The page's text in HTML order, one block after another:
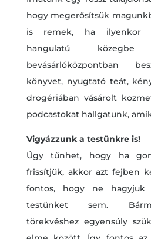
hogy megerősítsük
is remek, ha ilyenkor
hangulatú
bevásárlóközpontban
könyvet, nyugtató teát,
drogériában vásárolt
podcastokat hallgatunk,
Vigyázzunk a testünkre is!
Úgy tűnhet, hogy ha
frissítjük, akkor azt fejben
fontos, hogy ne
testünket sem.
törekvéshez egyensúly